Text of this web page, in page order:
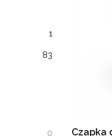
1
83
0
Czapka